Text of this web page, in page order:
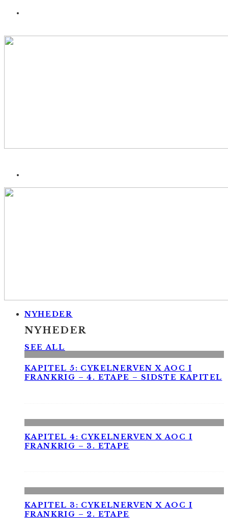
NYHEDER
NYHEDER
SEE ALL
KAPITEL 5: CYKELNERVEN X AOC I
FRANKRIG – 4. ETAPE – SIDSTE KAPITEL
KAPITEL 4: CYKELNERVEN X AOC I
FRANKRIG – 3. ETAPE
KAPITEL 3: CYKELNERVEN X AOC I
FRANKRIG – 2. ETAPE